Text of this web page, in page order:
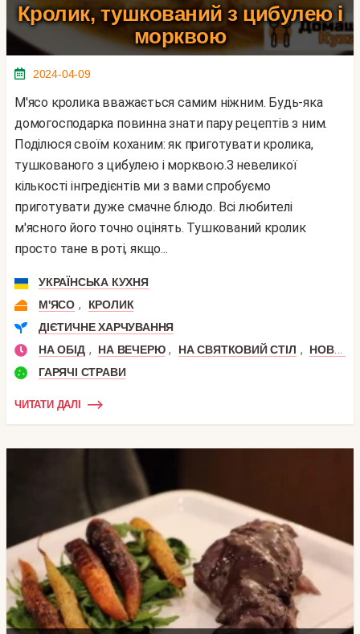
Кролик, тушкований з цибулею і
морквою
2024-04-09
М'ясо кролика вважається самим ніжним. Будь-яка
домогосподарка повинна знати пару рецептів з ним.
Поділюся своїм коханим: як приготувати кролика,
тушкованого з цибулею і морквою.З невеликої
кількості інгредієнтів ми з вами спробуємо
приготувати дуже смачне блюдо. Всі любителі
м'ясного його точно оцінять. Тушкований кролик
просто тане в роті, якщо...
УКРАЇНСЬКА КУХНЯ
М'ЯСО ,
КРОЛИК
ДІЄТИЧНЕ ХАРЧУВАННЯ
НА ОБІД , НА ВЕЧЕРЮ , НА СВЯТКОВИЙ СТІЛ ,
НОВИЙ РІК
ГАРЯЧІ СТРАВИ
ЧИТАТИ ДАЛІ